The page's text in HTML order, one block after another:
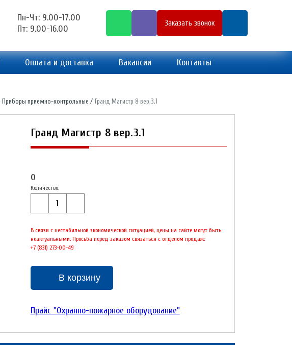
Пн-Чт: 9.00-17.00
Пт: 9.00-16.00
Заказать звонок
Оплата и доставка Вакансии Контакты
Приборы приемно-контрольные Гранд Магистр 8 вер.3.1
Гранд Магистр 8 вер.3.1
0
Количество:
В связи с нестабильной экономической ситуацией, цены на сайте могут быть
неактуальными. Просьба перед заказом связаться с отделом продаж:
+7 (831) 273-00-49
В корзину
Прайс "Охранно-пожарное оборудование"